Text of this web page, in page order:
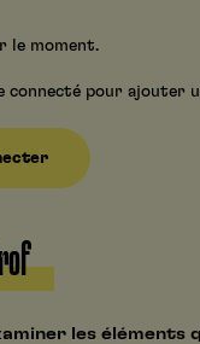
le moment.
connecté pour ajouter
les